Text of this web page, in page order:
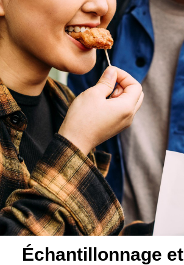
Échantillonnage et